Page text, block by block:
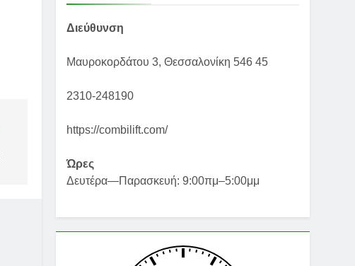
Διεύθυνση
Μαυροκορδάτου 3, Θεσσαλονίκη 546 45
2310-248190
https://combilift.com/
Ώρες
Δευτέρα—Παρασκευή: 9:00πμ–5:00μμ